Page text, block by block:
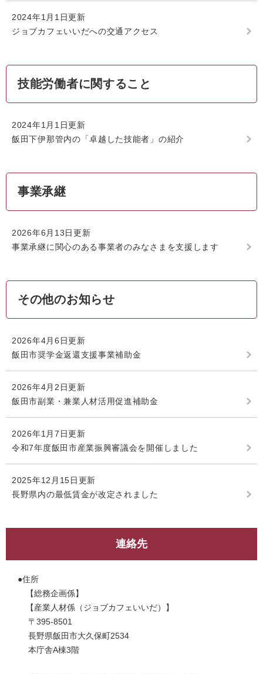
2024年1月1日更新
ジョブカフェいいだへの交通アクセス
技能労働者に関すること
2024年1月1日更新
飯田下伊那管内の「卓越した技能者」の紹介
事業承継
2026年6月13日更新
事業承継に関心のある事業者のみなさまを支援します
その他のお知らせ
2026年4月6日更新
飯田市奨学金返還支援事業補助金
2026年4月2日更新
飯田市副業・兼業人材活用促進補助金
2026年1月7日更新
令和7年度飯田市産業振興審議会を開催しました
2025年12月15日更新
長野県内の最低賃金が改定されました
連絡先
●住所
【総務企画係】
【産業人材係（ジョブカフェいいだ）】
〒395-8501
長野県飯田市大久保町2534
本庁舎A棟3階